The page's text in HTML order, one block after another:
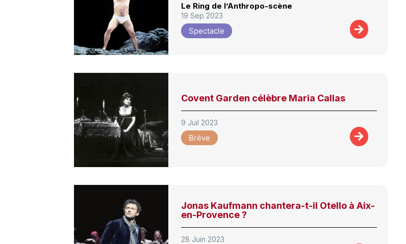
Le Ring de l’Anthropo-scène
19 Sep 2023
Spectacle
Covent Garden célèbre Maria Callas
9 Juil 2023
Brève
Jonas Kaufmann chantera-t-il Otello à Aix-
en-Provence ?
28 Juin 2023